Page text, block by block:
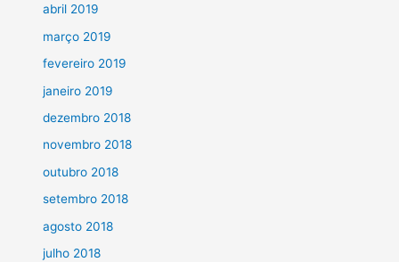
abril 2019
março 2019
fevereiro 2019
janeiro 2019
dezembro 2018
novembro 2018
outubro 2018
setembro 2018
agosto 2018
julho 2018